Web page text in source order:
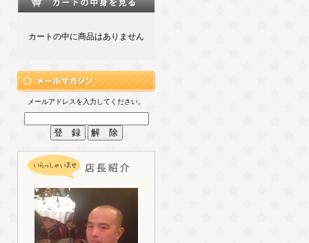
カートの中に商品はありません
メールアドレスを入力してください。